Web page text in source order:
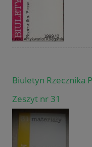
Biuletyn Rzecznika
Zeszyt nr 31